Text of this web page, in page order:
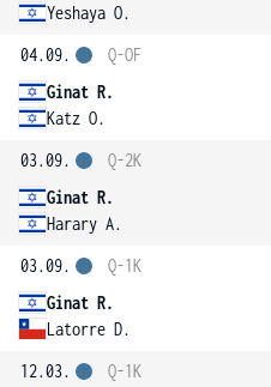
Yeshaya O.
04.09.
Ginat R.
Katz O.
Q-OF
03.09.
Ginat R.
Harary A.
Q-2K
03.09.
Ginat R.
Latorre D.
Q-1K
12.03.
Q-1K